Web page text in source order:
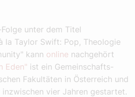
unter dem Titel
la Taylor Swift: Pop, Theologie
kann online nachgehört
Eden" ist ein Gemeinschafts-
Fakultäten in Österreich und
vier Jahren gestartet.